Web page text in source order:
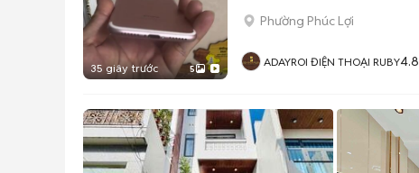
35 giây trước 5
Phường Phúc Lợi
ADAYROI ĐIỆN THOẠI RUBY4.8